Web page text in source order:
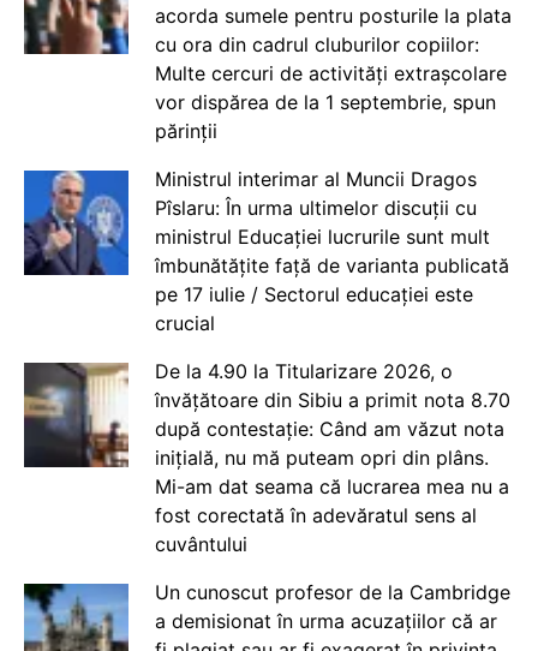
acorda sumele pentru posturile la plata
cu ora din cadrul cluburilor copiilor:
Multe cercuri de activități extrașcolare
vor dispărea de la 1 septembrie, spun
părinții
Ministrul interimar al Muncii Dragos
Pîslaru: În urma ultimelor discuții cu
ministrul Educației lucrurile sunt mult
îmbunătățite față de varianta publicată
pe 17 iulie / Sectorul educației este
crucial
De la 4.90 la Titularizare 2026, o
învățătoare din Sibiu a primit nota 8.70
după contestație: Când am văzut nota
inițială, nu mă puteam opri din plâns.
Mi-am dat seama că lucrarea mea nu a
fost corectată în adevăratul sens al
cuvântului
Un cunoscut profesor de la Cambridge
a demisionat în urma acuzațiilor că ar